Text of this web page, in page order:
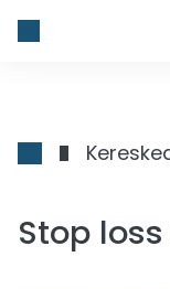
Stop